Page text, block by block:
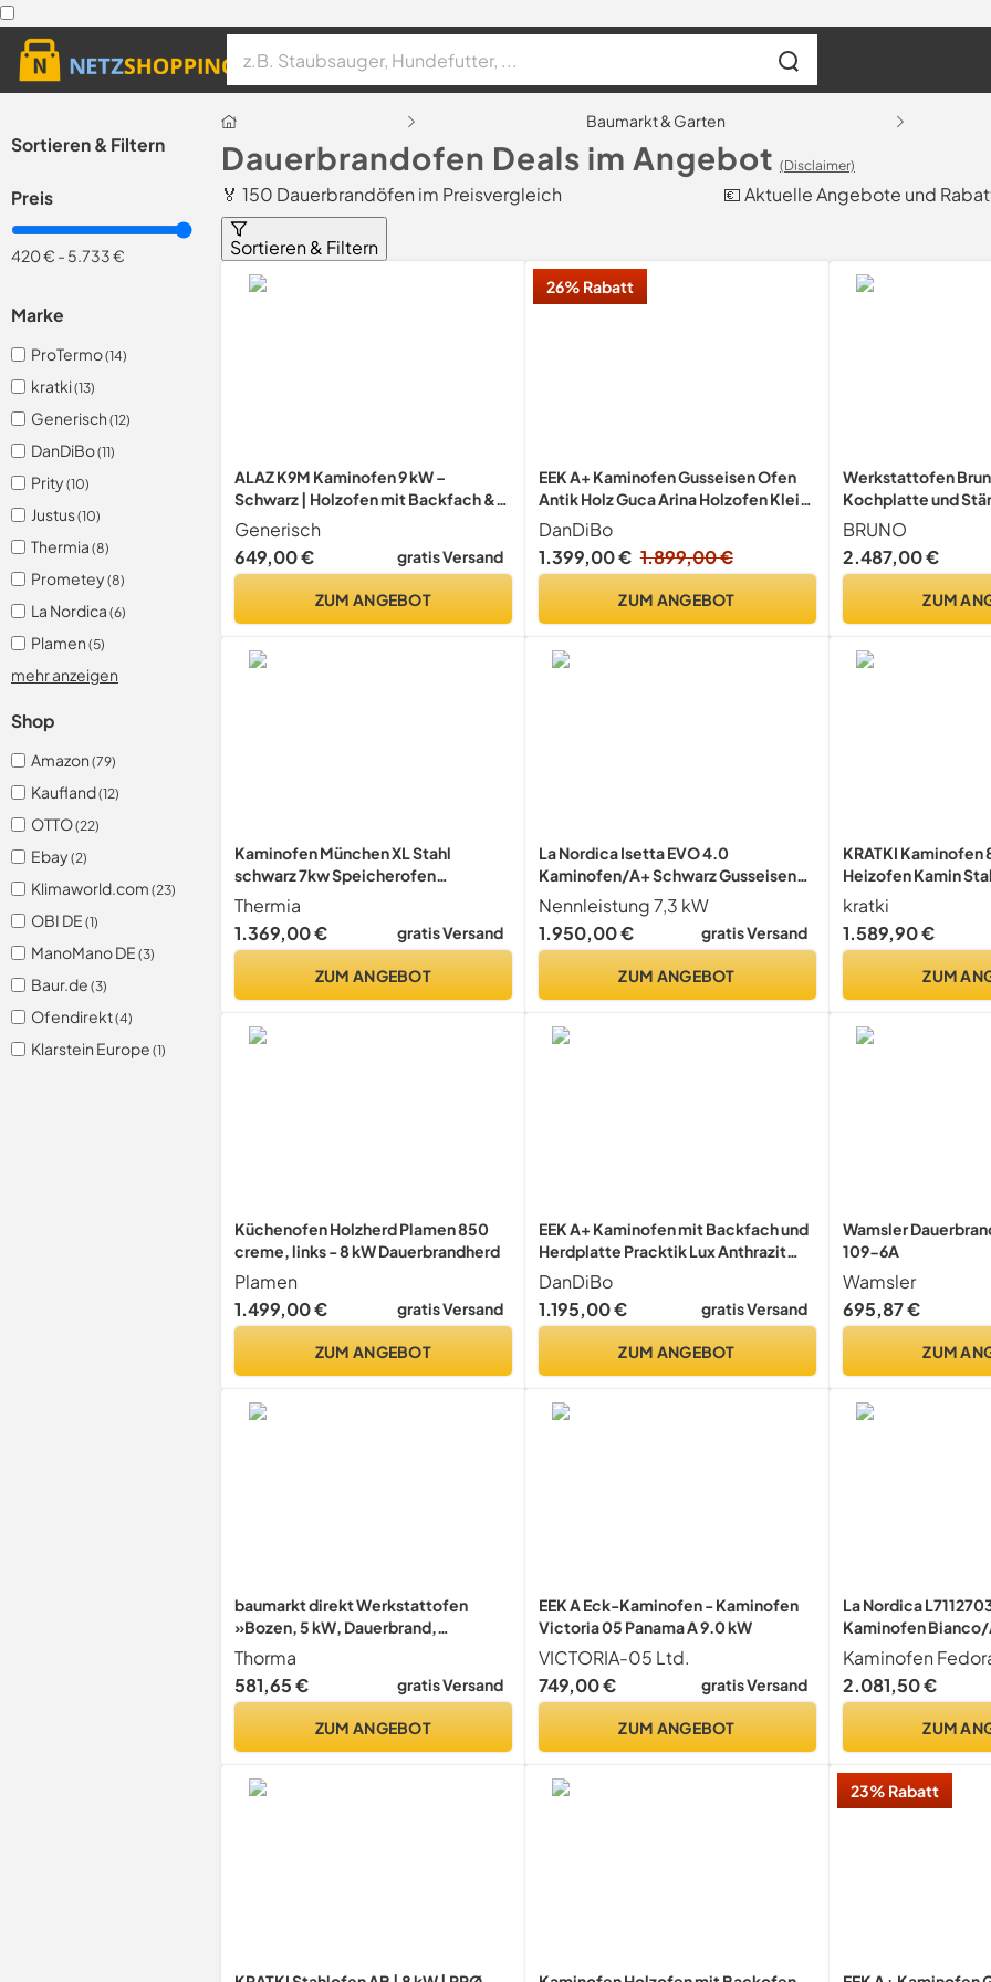
Sortieren & Filtern
Preis
420 € - 5.733 €
Marke
ProTermo(14)
kratki(13)
Generisch (12)
DanDiBo(11)
Prity(10)
Justus(10)
Thermia (8)
Prometey(8)
La Nordica (6)
Plamen (5)
mehr anzeigen
Shop
Amazon (79)
Kaufland(12)
OTTO(22)
Ebay(2)
Klimaworld.com (23)
OBI DE (1)
ManoMano DE (3)
Baur.de (3)
Ofendirekt(4)
Klarstein Europe (1)
Baumarkt & Garten
Dauerbrandofen Deals im Angebot (Disclaimer)
🏅 150 Dauerbrandöfen im Preisvergleich 💶 Aktuelle Angebote und
Sortieren & Filtern
ALAZ K9M Kaminofen 9 kW –
Schwarz | Holzofen mit Backfach &
Schamott-Brennkammer |
Dauerbrandofen für Scheitholz | Für
Haus, Hütte & Ferienhaus
Generisch
649,00 €
gratis Versand
ZUM ANGEBOT
26% Rabatt
EEK A+ Kaminofen Gusseisen Ofen
Antik Holz Guca Arina Holzofen Klein
6,5 kW Kamin Gusseisenofen
Dauerbrandofen Werkstattofen
Hüttenofen Heizofen
DanDiBo
1.399,00 € 1.899,00 €
ZUM ANGEBOT
Werkstattofen
Kochplatte und
BRUNO
2.487,00 €
ZUM
Kaminofen München XL Stahl
schwarz 7kw Speicherofen
Panoramatür Holzofen Dauerbrand
geeignet Schwedenofen 150mm
Abgasstutzen selbstschließende Tür
Thermia
1.369,00 €
gratis Versand
ZUM ANGEBOT
La Nordica Isetta EVO 4.0
Kaminofen/A+ Schwarz Gusseisen
Holz 7,3 kW 209 m³
Nennleistung 7,3 kW
1.950,00 €
gratis Versand
ZUM ANGEBOT
KRATKI Kaminofen
Heizofen Kamin
2kratki
1.589,90 €
ZUM
Küchenofen Holzherd Plamen 850
creme, links - 8 kW Dauerbrandherd
Plamen
1.499,00 €
gratis Versand
ZUM ANGEBOT
EEK A+ Kaminofen mit Backfach und
Herdplatte Pracktik Lux Anthrazit
RAL 7016 RECHTS Holzofen 9,5 kW
Kamin Ofen Dauerbrandofen
Werkstattofen Schwedenofen
DanDiBo
1.195,00 €
gratis Versand
ZUM ANGEBOT
Wamsler
109-6A
Wamsler
695,87 €
ZUM
baumarkt direkt Werkstattofen
»Bozen, 5 kW, Dauerbrand,
kompakte Form«
Thorma
581,65 €
gratis Versand
ZUM ANGEBOT
EEK A Eck-Kaminofen - Kaminofen
Victoria 05 Panama A 9.0 kW
VICTORIA-05 Ltd.
749,00 €
gratis Versand
ZUM ANGEBOT
La Nordica
Kaminofen
Kaminofen
2.081,50 €
ZUM
23% Rabatt